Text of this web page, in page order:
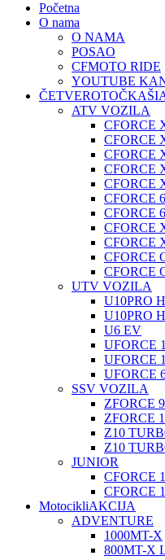
Početna
O nama
O NAMA
POSAO
CFMOTO RIDE
YOUTUBE
ČETVEROTOČKAŠI
ATV VOZILA
CFORCE
CFORCE
CFORCE
CFORCE
CFORCE
CFORCE
CFORCE
CFORCE
CFORCE
CFORCE
CFORCE
UTV VOZILA
U10PRO
U10PRO
U6 EV
UFORCE
UFORCE
UFORCE
SSV VOZILA
ZFORCE
ZFORCE
Z10
Z10
JUNIOR
CFORCE
CFORCE
MotocikliAKCIJA
ADVENTURE
1000MT-X
800MT-X